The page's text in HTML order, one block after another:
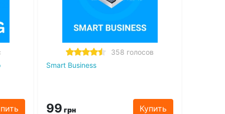
358 голосов
Smart Business
99 грн Купить